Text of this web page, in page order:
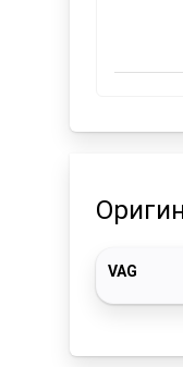
VAG